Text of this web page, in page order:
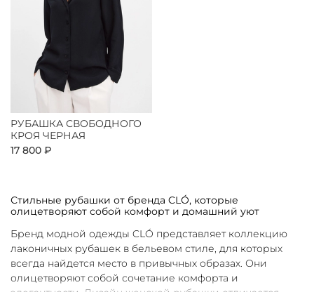
РУБАШКА СВОБОДНОГО
КРОЯ ЧЕРНАЯ
17 800 ₽
Стильные рубашки от бренда CLÓ, которые
олицетворяют собой комфорт и домашний уют
Бренд модной одежды CLÓ представляет коллекцию
лаконичных рубашек в бельевом стиле, для которых
всегда найдется место в привычных образах. Они
олицетворяют собой сочетание комфорта и